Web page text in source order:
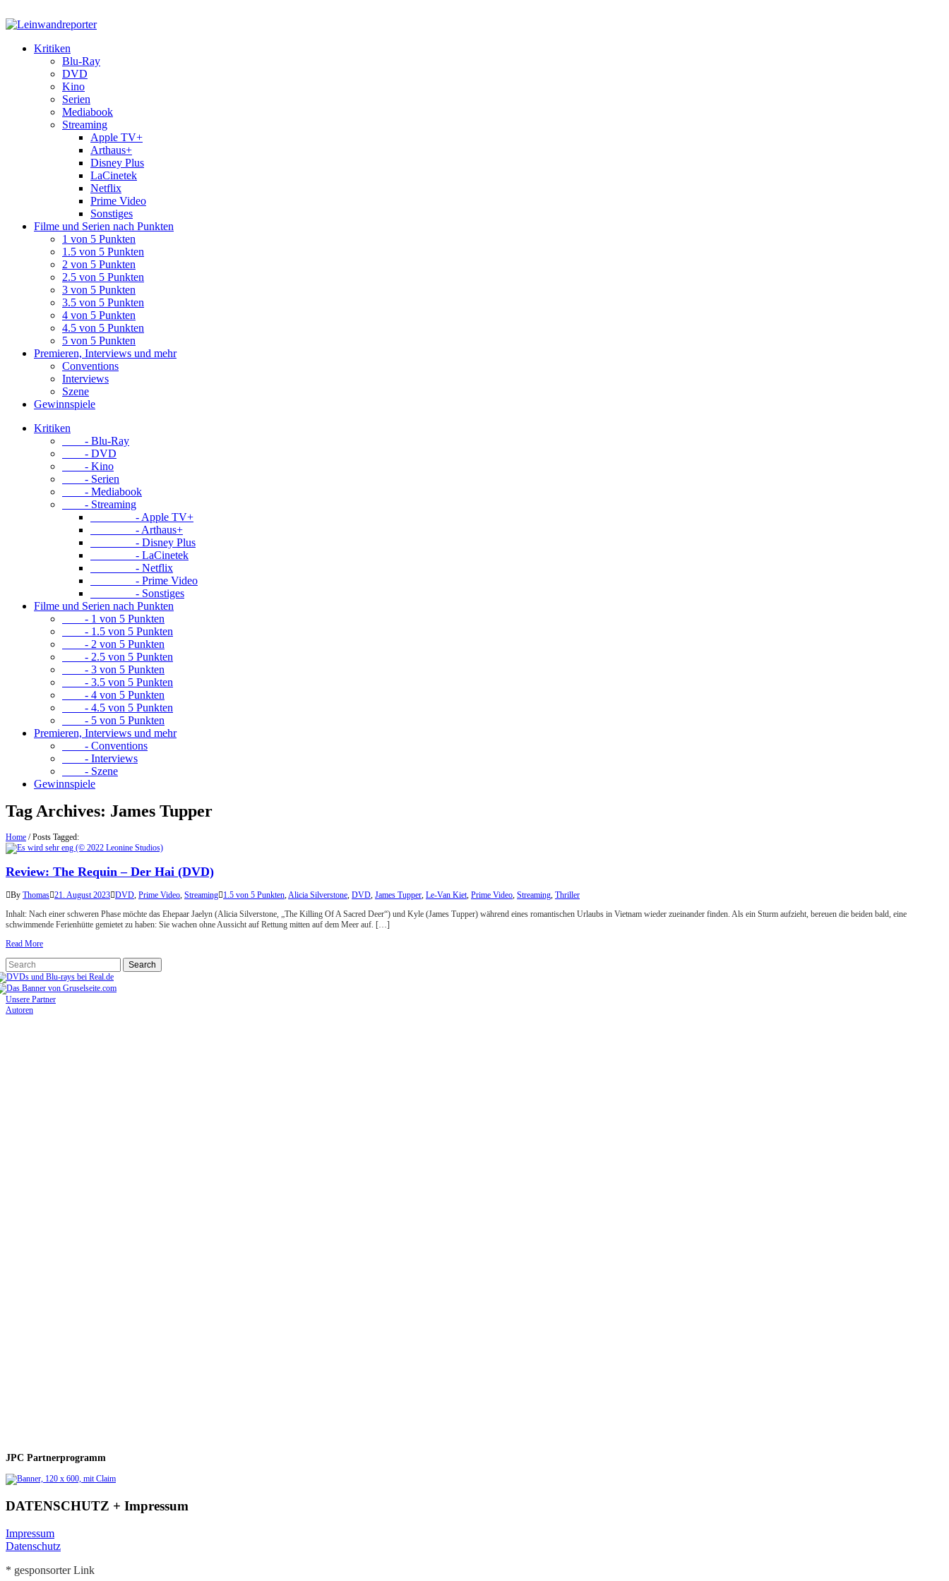
Kritiken
Blu-Ray
DVD
Kino
Serien
Mediabook
Streaming
Apple TV+
Arthaus+
Disney Plus
LaCinetek
Netflix
Prime Video
Sonstiges
Filme und Serien nach Punkten
1 von 5 Punkten
1.5 von 5 Punkten
2 von 5 Punkten
2.5 von 5 Punkten
3 von 5 Punkten
3.5 von 5 Punkten
4 von 5 Punkten
4.5 von 5 Punkten
5 von 5 Punkten
Premieren, Interviews und mehr
Conventions
Interviews
Szene
Gewinnspiele
Kritiken
- Blu-Ray
- DVD
- Kino
- Serien
- Mediabook
- Streaming
- Apple TV+
- Arthaus+
- Disney Plus
- LaCinetek
- Netflix
- Prime Video
- Sonstiges
Filme und Serien nach Punkten
- 1 von 5 Punkten
- 1.5 von 5 Punkten
- 2 von 5 Punkten
- 2.5 von 5 Punkten
- 3 von 5 Punkten
- 3.5 von 5 Punkten
- 4 von 5 Punkten
- 4.5 von 5 Punkten
- 5 von 5 Punkten
Premieren, Interviews und mehr
- Conventions
- Interviews
- Szene
Gewinnspiele
Tag Archives: James Tupper
Home /Posts Tagged:
Review: The Requin – Der Hai (DVD)
By Thomas 21. August 2023 DVD, Prime Video, Streaming 1.5 von 5 Punkten,Alicia Silverstone, DVD, James Tupper, Le-Van Kiet, Prime Video, Streaming, Thriller
Inhalt: Nach einer schweren Phase möchte das Ehepaar Jaelyn (Alicia Silverstone, „The Killing Of A Sacred Deer“) und Kyle (James Tupper) während eines romantischen Urlaubs in Vietnam wieder zueinander finden. Als ein Sturm aufzieht, bereuen die beiden bald, eine
schwimmende Ferienhütte gemietet zu haben: Sie wachen ohne Aussicht auf Rettung mitten auf dem Meer auf. […]
Read More
Unsere Partner
Autoren
JPC Partnerprogramm
DATENSCHUTZ + Impressum
Impressum
Datenschutz
* gesponsorter Link